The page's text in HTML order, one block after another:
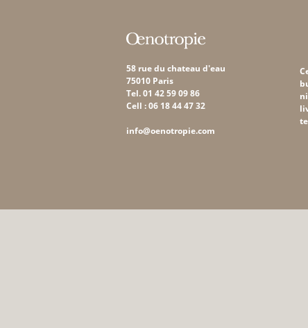
58 rue du chateau d'eau
75010 Paris
Tel. 01 42 59 09 86
Cell : 06 18 44 47 32
info@oenotropie.com